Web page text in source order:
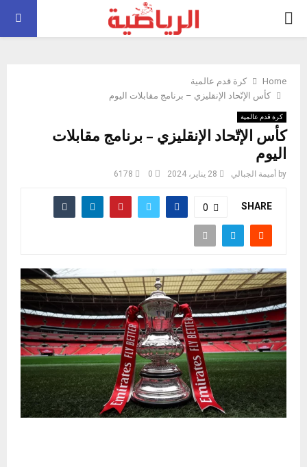
PRIMARY
Home
كرة قدم عالمية
كأس الإتّحاد الإنقليزي – برنامج مقابلات اليوم
كرة قدم عالمية
كأس الإتّحاد الإنقليزي – برنامج مقابلات
اليوم
by أميمة الجبالي 28 يناير، 2024 0
6178
SHARE
0